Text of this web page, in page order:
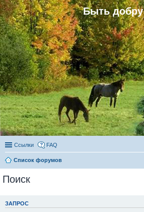
Быть добру
Ссылки FAQ
Список форумов
Поиск
ЗАПРОС